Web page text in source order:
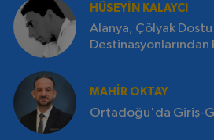
HÜSEYIN KALAYCI
Alanya, Çölyak Dostu
MAHIR OKTAY
Ortadoğu'da Giriş-